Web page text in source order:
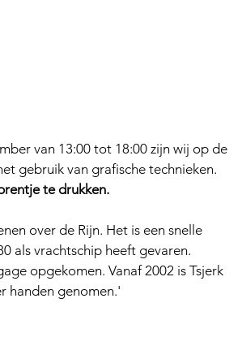
van 13:00 tot 18:00 zijn wij op de
gebruik van grafische technieken.
te drukken.
over de Rijn. Het is een snelle
als vrachtschip heeft gevaren.
opgekomen. Vanaf 2002 is Tsjerk
handen genomen.'